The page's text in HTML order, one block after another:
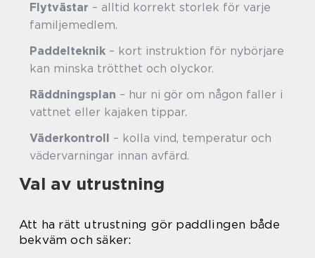
Flytvästar – alltid korrekt storlek för varje
familjemedlem.
Paddelteknik – kort instruktion för nybörjare
kan minska trötthet och olyckor.
Räddningsplan – hur ni gör om någon faller i
vattnet eller kajaken tippar.
Väderkontroll – kolla vind, temperatur och
vädervarningar innan avfärd.
Val av utrustning
Att ha rätt utrustning gör paddlingen både
bekväm och säker: